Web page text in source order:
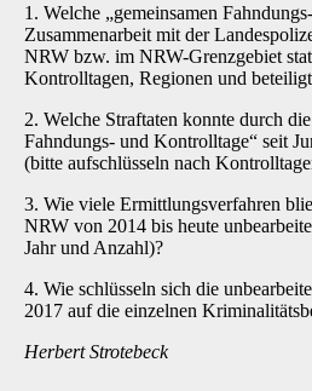
1. Welche „gemeinsamen
Zusammenarbeit mit der
NRW bzw. im NRW-Grenzgebiet
Kontrolltagen, Regionen und
2. Welche Straftaten konnte durch
Fahndungs- und Kontrolltage“ seit
(bitte aufschlüsseln nach
3. Wie viele Ermittlungsverfahren
NRW von 2014 bis heute
Jahr und Anzahl)?
4. Wie schlüsseln sich die
2017 auf die einzelnen
Herbert Strotebeck